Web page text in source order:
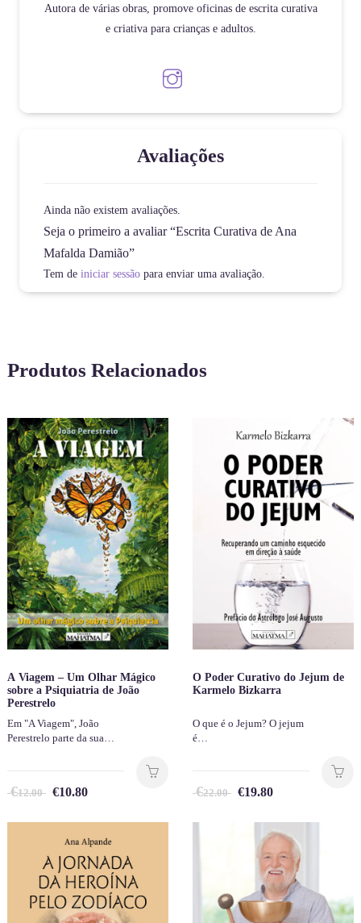
Autora de várias obras, promove oficinas de escrita curativa
e criativa para crianças e adultos.
Avaliações
Ainda não existem avaliações.
Seja o primeiro a avaliar “Escrita Curativa de Ana
Mafalda Damião”
Tem de iniciar sessãopara enviar uma avaliação.
Produtos Relacionados
A Viagem – Um Olhar Mágico
sobre a Psiquiatria de João
Perestrelo
Em "A Viagem", João
Perestrelo parte da sua…
€12.00 €10.80
O Poder Curativo do Jejum de
Karmelo Bizkarra
O que é o Jejum? O jejum
é…
€22.00 €19.80